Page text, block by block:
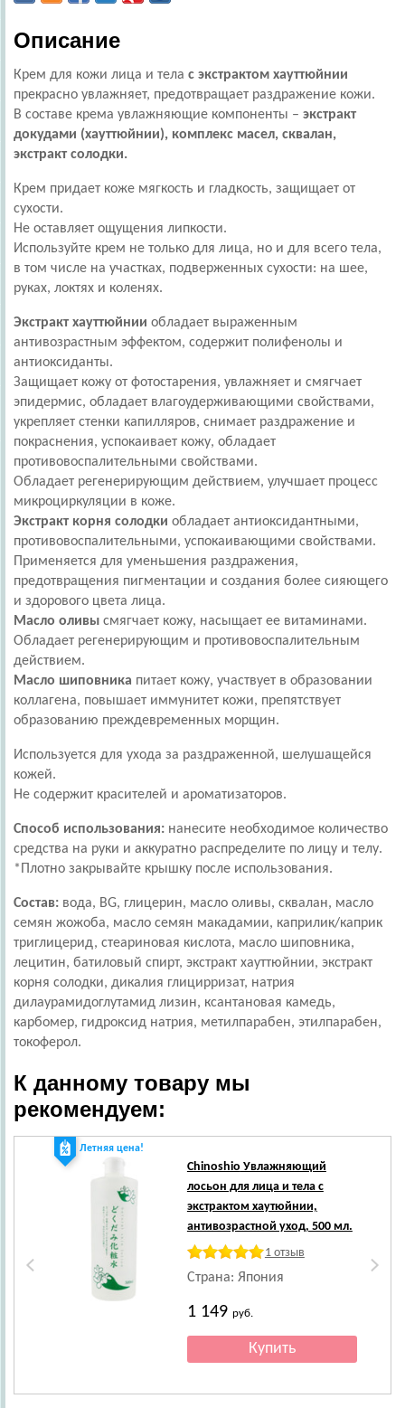
Описание
Крем для кожи лица и тела с экстрактом хауттюйнии
прекрасно увлажняет, предотвращает раздражение кожи.
В составе крема увлажняющие компоненты – экстракт
докудами (хауттюйнии), комплекс масел, сквалан,
экстракт солодки.
Крем придает коже мягкость и гладкость, защищает от
сухости.
Не оставляет ощущения липкости.
Используйте крем не только для лица, но и для всего тела,
в том числе на участках, подверженных сухости: на шее,
руках, локтях и коленях.
Экстракт хауттюйнии обладает выраженным
антивозрастным эффектом, содержит полифенолы и
антиоксиданты.
Защищает кожу от фотостарения, увлажняет и смягчает
эпидермис, обладает влагоудерживающими свойствами,
укрепляет стенки капилляров, снимает раздражение и
покраснения, успокаивает кожу, обладает
противовоспалительными свойствами.
Обладает регенерирующим действием, улучшает процесс
микроциркуляции в коже.
Экстракт корня солодки обладает антиоксидантными,
противовоспалительными, успокаивающими свойствами.
Применяется для уменьшения раздражения,
предотвращения пигментации и создания более сияющего
и здорового цвета лица.
Масло оливы смягчает кожу, насыщает ее витаминами.
Обладает регенерирующим и противовоспалительным
действием.
Масло шиповника питает кожу, участвует в образовании
коллагена, повышает иммунитет кожи, препятствует
образованию преждевременных морщин.
Используется для ухода за раздраженной, шелушащейся
кожей.
Не содержит красителей и ароматизаторов.
Способ использования: нанесите необходимое количество
средства на руки и аккуратно распределите по лицу и телу.
*Плотно закрывайте крышку после использования.
Состав: вода, BG, глицерин, масло оливы, сквалан, масло
семян жожоба, масло семян макадамии, каприлик/каприк
триглицерид, стеариновая кислота, масло шиповника,
лецитин, батиловый спирт, экстракт хауттюйнии, экстракт
корня солодки, дикалия глицирризат, натрия
дилаурамидоглутамид лизин, ксантановая камедь,
карбомер, гидроксид натрия, метилпарабен, этилпарабен,
токоферол.
К данному товару мы
рекомендуем:
Летняя цена!
Chinoshio Увлажняющий
лосьон для лица и тела с
экстрактом хаутюйнии,
антивозрастной уход, 500 мл.
1 отзыв
Страна: Япония
1 149 руб.